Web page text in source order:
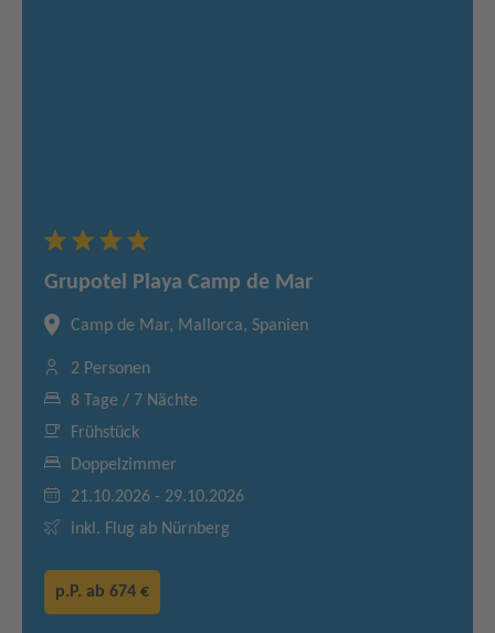
Grupotel Playa Camp de Mar
Camp de Mar, Mallorca, Spanien
2 Personen
8 Tage / 7 Nächte
Frühstück
Doppelzimmer
21.10.2026 - 29.10.2026
inkl. Flug ab Nürnberg
p.P. ab 674 €